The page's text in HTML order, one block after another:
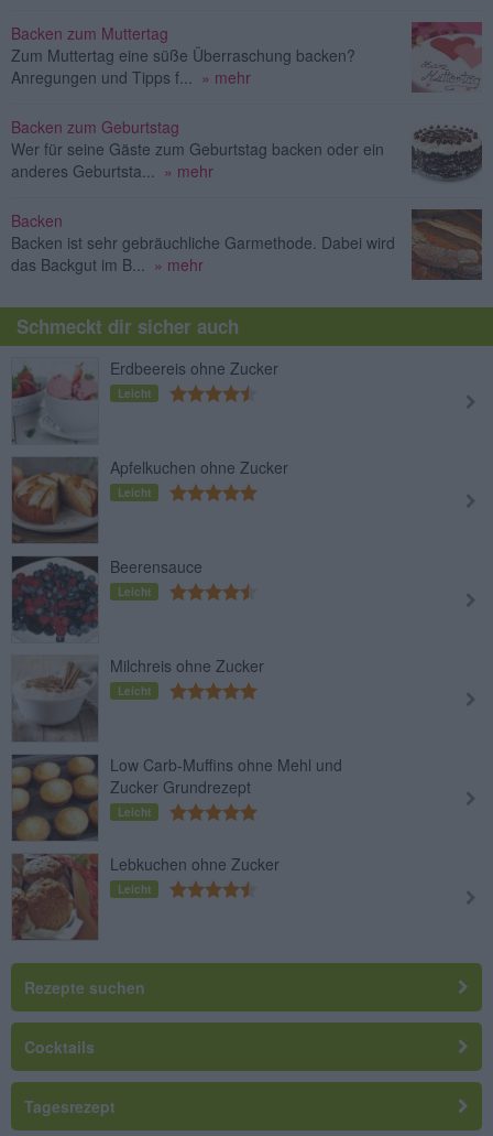
Backen zum Muttertag
Zum Muttertag eine süße Überraschung backen?
Anregungen und Tipps f... » mehr
Backen zum Geburtstag
Wer für seine Gäste zum Geburtstag backen oder ein
anderes Geburtsta... » mehr
Backen
Backen ist sehr gebräuchliche Garmethode. Dabei wird
das Backgut im B... » mehr
Schmeckt dir sicher auch
Erdbeereis ohne Zucker
Leicht
Apfelkuchen ohne Zucker
Leicht
Beerensauce
Leicht
Milchreis ohne Zucker
Leicht
Low Carb-Muffins ohne Mehl und
Zucker Grundrezept
Leicht
Lebkuchen ohne Zucker
Leicht
Rezepte suchen
Cocktails
Tagesrezept